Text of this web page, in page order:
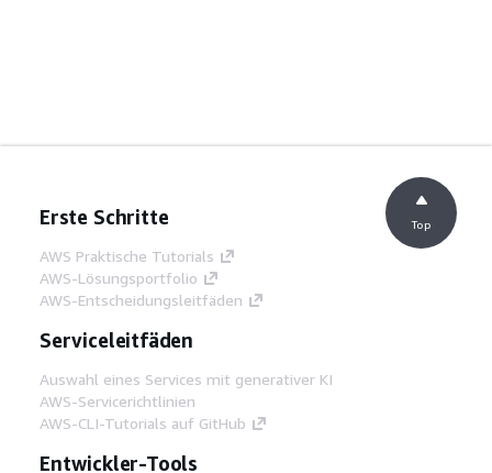
Erste Schritte
AWS Praktische Tutorials
AWS-Lösungsportfolio
AWS-Entscheidungsleitfäden
Serviceleitfäden
Auswahl eines Services mit generativer KI
AWS-Servicerichtlinien
AWS-CLI-Tutorials auf GitHub
Entwickler-Tools
Top